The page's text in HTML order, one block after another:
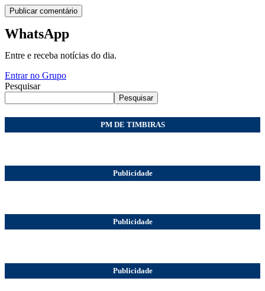
WhatsApp
Entre e receba notícias do dia.
Entrar no Grupo
Pesquisar
Pesquisar
PM DE TIMBIRAS
Publicidade
Publicidade
Publicidade